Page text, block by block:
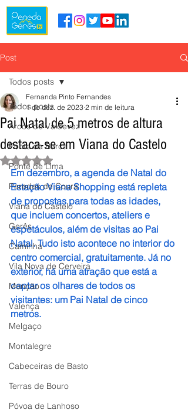
Post
Todos posts
Arcos de Valdevez
Ponte da Barca
Ponte de Lima
Paredes de Coura
Viana do Castelo
Gerês
Caminha
Vila Nova de Cerveira
Monção
Valença
Melgaço
Montalegre
Cabeceiras de Basto
Terras de Bouro
Póvoa de Lanhoso
Todos posts
Pai Natal de 5 metros de altura
destaca-se em Viana do Castelo
Fernanda Pinto Fernandes
1 de dez. de 2023 2 min de leitura
Avaliado com NaN de 5 estrelas.
Em dezembro, a agenda de Natal do
Estação Viana Shopping está repleta
de propostas para todas as idades,
que incluem concertos, ateliers e
espetáculos, além de visitas ao Pai
Natal. Tudo isto acontece no interior do
centro comercial, gratuitamente. Já no
exterior, há uma atração que está a
captar os olhares de todos os
visitantes: um Pai Natal de cinco
metros.